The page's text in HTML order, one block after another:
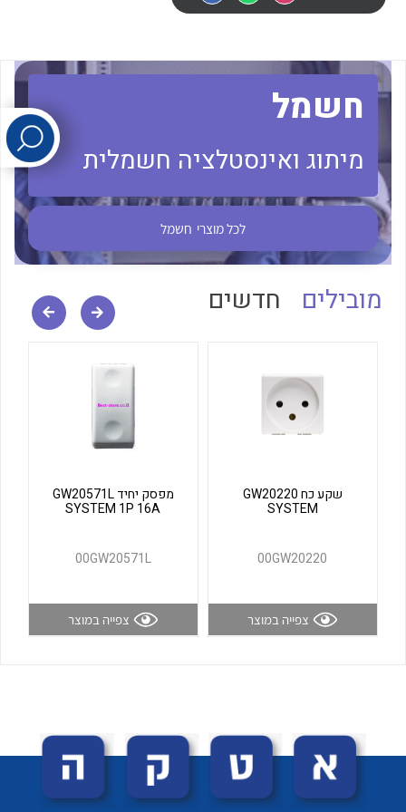
לכל מוצרי היצרן לכל מוצרי היצרן
לכל מוצרי היצרן לכל מוצרי היצרן
חשמל
מיתוג ואינסטלציה חשמלית
לכל מוצרי חשמל
מובילים חדשים
שקע כח GW20220
SYSTEM
00GW20220
צפייה במוצר
מפסק יחיד GW20571L
SYSTEM 1P 16A
00GW20571L
צפייה במוצר